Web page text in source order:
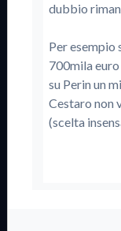
dubbio
Per esempio
700mila
su Perin un
Cestaro non
(scelta